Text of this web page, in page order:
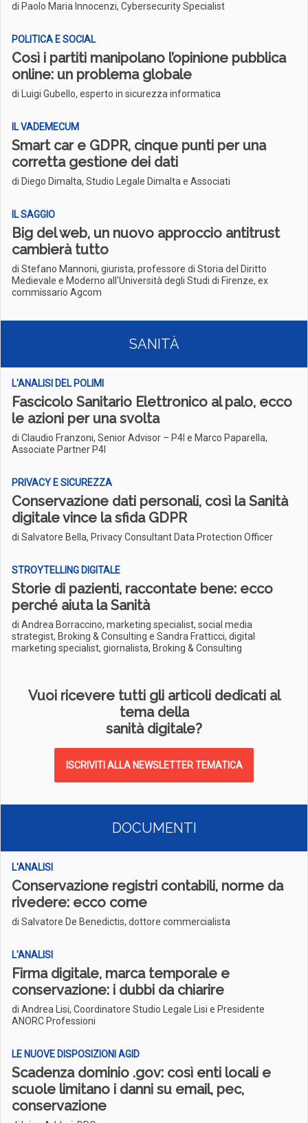
di Paolo Maria Innocenzi, Cybersecurity Specialist
POLITICA E SOCIAL
Così i partiti manipolano l’opinione pubblica
online: un problema globale
di Luigi Gubello, esperto in sicurezza informatica
IL VADEMECUM
Smart car e GDPR, cinque punti per una
corretta gestione dei dati
di Diego Dimalta, Studio Legale Dimalta e Associati
IL SAGGIO
Big del web, un nuovo approccio antitrust
cambierà tutto
di Stefano Mannoni, giurista, professore di Storia del Diritto
Medievale e Moderno all'Università degli Studi di Firenze, ex
commissario Agcom
SANITÀ
L'ANALISI DEL POLIMI
Fascicolo Sanitario Elettronico al palo, ecco
le azioni per una svolta
di Claudio Franzoni, Senior Advisor – P4I e Marco Paparella,
Associate Partner P4I
PRIVACY E SICUREZZA
Conservazione dati personali, così la Sanità
digitale vince la sfida GDPR
di Salvatore Bella, Privacy Consultant Data Protection Officer
STROYTELLING DIGITALE
Storie di pazienti, raccontate bene: ecco
perché aiuta la Sanità
di Andrea Borraccino, marketing specialist, social media
strategist, Broking & Consulting e Sandra Fratticci, digital
marketing specialist, giornalista, Broking & Consulting
Vuoi ricevere tutti gli articoli dedicati al
tema della
sanità digitale?
ISCRIVITI ALLA NEWSLETTER TEMATICA
DOCUMENTI
L'ANALISI
Conservazione registri contabili, norme da
rivedere: ecco come
di Salvatore De Benedictis, dottore commercialista
L'ANALISI
Firma digitale, marca temporale e
conservazione: i dubbi da chiarire
di Andrea Lisi, Coordinatore Studio Legale Lisi e Presidente
ANORC Professioni
LE NUOVE DISPOSIZIONI AGID
Scadenza dominio .gov: così enti locali e
scuole limitano i danni su email, pec,
conservazione